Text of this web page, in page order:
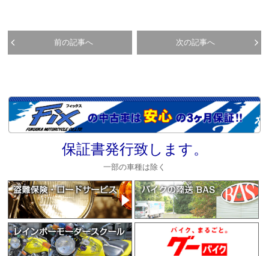
前の記事へ 次の記事へ
保証書発行致します。
一部の車種は除く